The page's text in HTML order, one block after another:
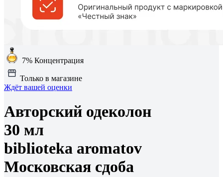
7% Концентрация
Только в магазине
Ждёт вашей оценки
Авторский одеколон
30 мл
biblioteka aromatov
Московская сдоба